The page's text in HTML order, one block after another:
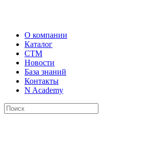
О компании
Каталог
СТМ
Новости
База знаний
Контакты
N Academy